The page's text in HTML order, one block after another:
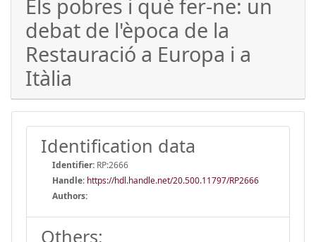
Els pobres i què fer-ne: un
debat de l'època de la
Restauració a Europa i a
Itàlia
Identification data
Identifier: RP:2666
Handle: https://hdl.handle.net/20.500.11797/RP2666
Authors:
Others: